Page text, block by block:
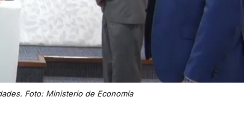
Foto: Ministerio de Economía